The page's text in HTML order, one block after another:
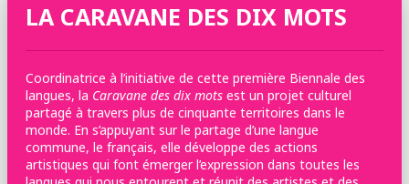
LA CARAVANE DES DIX MOTS
Coordinatrice à l’initiative de cette première Biennale des
langues, la Caravane des dix mots est un projet culturel
partagé à travers plus de cinquante territoires dans le
monde. En s’appuyant sur le partage d’une langue
commune, le français, elle développe des actions
artistiques qui font émerger l’expression dans toutes les